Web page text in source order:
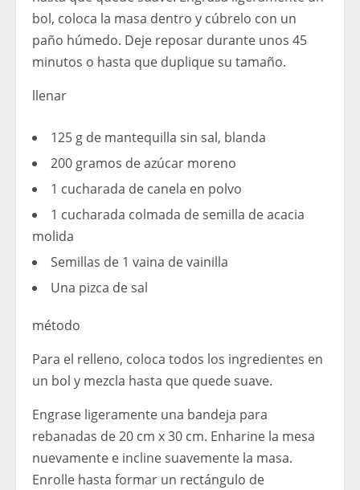
bol, coloca la masa dentro y cúbrelo con un
paño húmedo. Deje reposar durante unos 45
minutos o hasta que duplique su tamaño.
llenar
125 g de mantequilla sin sal, blanda
200 gramos de azúcar moreno
1 cucharada de canela en polvo
1 cucharada colmada de semilla de acacia
molida
Semillas de 1 vaina de vainilla
Una pizca de sal
método
Para el relleno, coloca todos los ingredientes en
un bol y mezcla hasta que quede suave.
Engrase ligeramente una bandeja para
rebanadas de 20 cm x 30 cm. Enharine la mesa
nuevamente e incline suavemente la masa.
Enrolle hasta formar un rectángulo de